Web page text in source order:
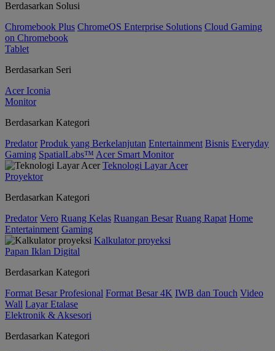
Berdasarkan Solusi
Chromebook Plus ChromeOS Enterprise Solutions Cloud Gaming
on Chromebook
Tablet
Berdasarkan Seri
Acer Iconia
Monitor
Berdasarkan Kategori
Predator Produk yang Berkelanjutan Entertainment Bisnis Everyday
Gaming SpatialLabs™ Acer Smart Monitor
Teknologi Layar Acer
Proyektor
Berdasarkan Kategori
Predator Vero Ruang Kelas Ruangan Besar Ruang Rapat Home
Entertainment Gaming
Kalkulator proyeksi
Papan Iklan Digital
Berdasarkan Kategori
Format Besar Profesional Format Besar 4K IWB dan Touch Video
Wall Layar Etalase
Elektronik & Aksesori
Berdasarkan Kategori